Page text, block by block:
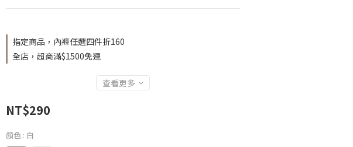
指定商品，內褲任選四件折160
全店，超商滿$1500免運
查看更多
NT$290
顏色 : 白